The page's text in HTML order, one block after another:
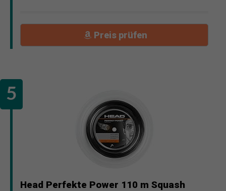
Preis prüfen
Head Perfekte Power 110 m Squash